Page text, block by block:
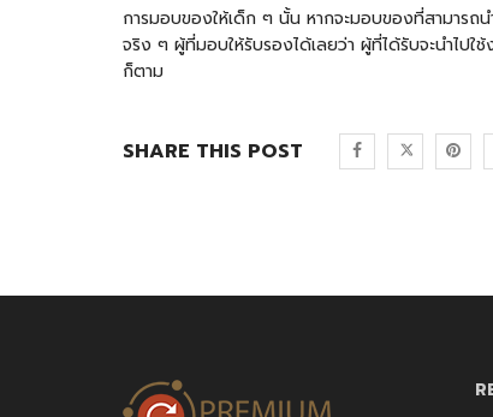
การมอบของให้เด็ก ๆ นั้น หากจะมอบของที่สามารถ
จริง ๆ ผู้ที่มอบให้รับรองได้เลยว่า ผู้ที่ได้รับจะนำไปใ
ก็ตาม
SHARE THIS POST